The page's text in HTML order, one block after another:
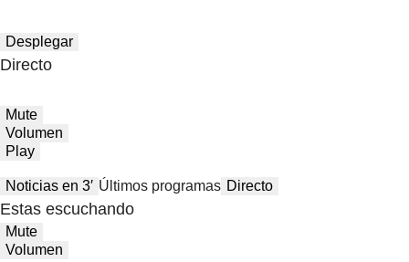
Desplegar
Directo
Mute
Volumen
Play
Noticias en 3′ Últimos programas Directo
Estas escuchando
Mute
Volumen